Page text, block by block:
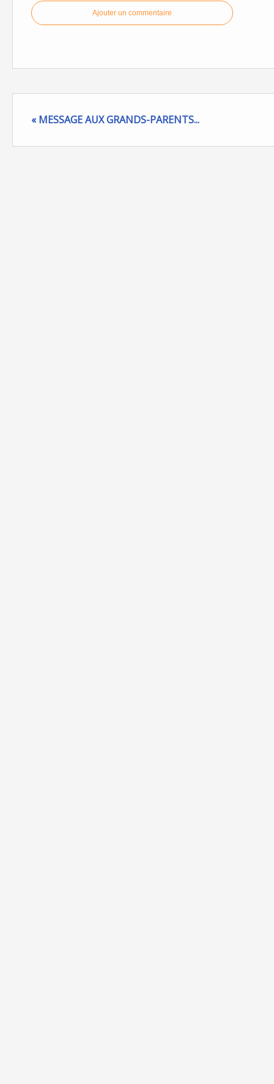
Ajouter un commentaire
« MESSAGE AUX GRANDS-PARENTS...